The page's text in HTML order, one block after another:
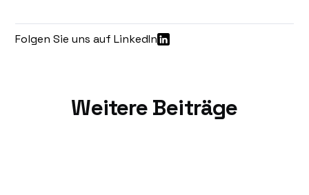
Folgen Sie uns auf LinkedIn
Weitere Beiträge